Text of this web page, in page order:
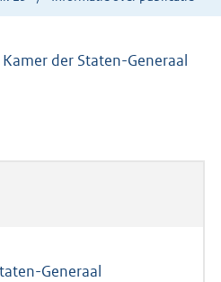
Generaal